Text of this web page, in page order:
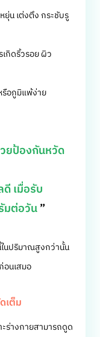
ยุ่น เต่งตึง กระชับรู
กิดริ้วรอย ผิว
รือภูมิแพ้ง่าย
ยป้องกันหวัด
ดี เมื่อรับ
มต่อวัน”
นปริมาณสูงกว่านั้น
นเสมอ
เต็ม
ะร่างกายสามารถดูด